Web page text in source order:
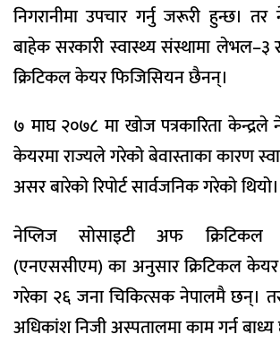
निगरानीमा उपचार गर्नु जरूरी हुन्छ।
बाहेक सरकारी स्वास्थ्य संस्थामा
क्रिटिकल केयर फिजिसियन छैनन्।
७ माघ २०७८ मा खोज पत्रकारिता केन्द्रले
केयरमा राज्यले गरेको बेवास्ताका कारण
असर बारेको रिपोर्ट सार्वजनिक गरेको थियो।
नेप्लिज सोसाइटी अफ
(एनएससीएम) का अनुसार क्रिटिकल केयर
गरेका २६ जना चिकित्सक नेपालमै छन्।
अधिकांश निजी अस्पतालमा काम गर्न